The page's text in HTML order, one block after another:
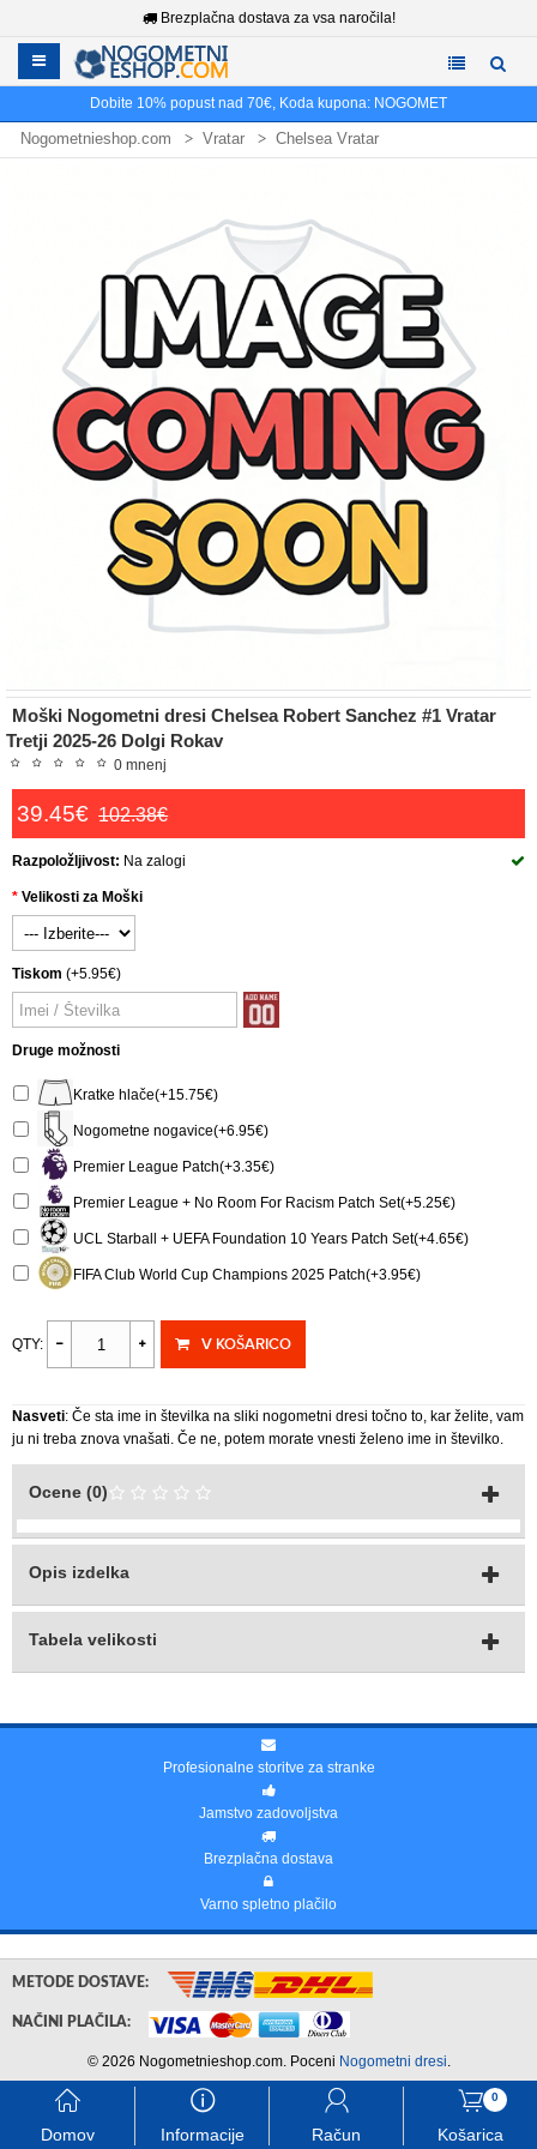
Brezplačna dostava za vsa naročila!
Dobite 10% popust nad 70€, Koda kupona: NOGOMET
Nogometnieshop.com Vratar Chelsea Vratar
Moški Nogometni dresi Chelsea Robert Sanchez #1 Vratar
Tretji 2025-26 Dolgi Rokav
0 mnenj
39.45€ 102.38€
Razpoložljivost: Na zalogi
Velikosti za Moški
Tiskom (+5.95€)
Druge možnosti
Kratke hlače(+15.75€)
Nogometne nogavice(+6.95€)
Premier League Patch(+3.35€)
Premier League + No Room For Racism Patch Set(+5.25€)
UCL Starball + UEFA Foundation 10 Years Patch Set(+4.65€)
FIFA Club World Cup Champions 2025 Patch(+3.95€)
QTY: V KOŠARICO
Nasveti: Če sta ime in številka na sliki nogometni dresi točno to, kar želite, vam
ju ni treba znova vnašati. Če ne, potem morate vnesti želeno ime in številko.
Ocene (0)
Opis izdelka
Tabela velikosti
Profesionalne storitve za stranke
Jamstvo zadovoljstva
Brezplačna dostava
Varno spletno plačilo
󰃱
Domov
󰈢
Informacije
󰃳
Račun
0
󰃦
Košarica
METODE DOSTAVE:
NAČINI PLAČILA:
© 2026 Nogometnieshop.com. Poceni Nogometni dresi.